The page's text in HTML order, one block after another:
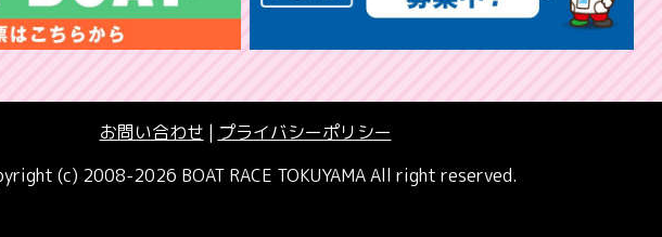
お問い合わせ | プライバシーポリシー
(c) 2008-2026 BOAT RACE TOKUYAMA All right reserved.